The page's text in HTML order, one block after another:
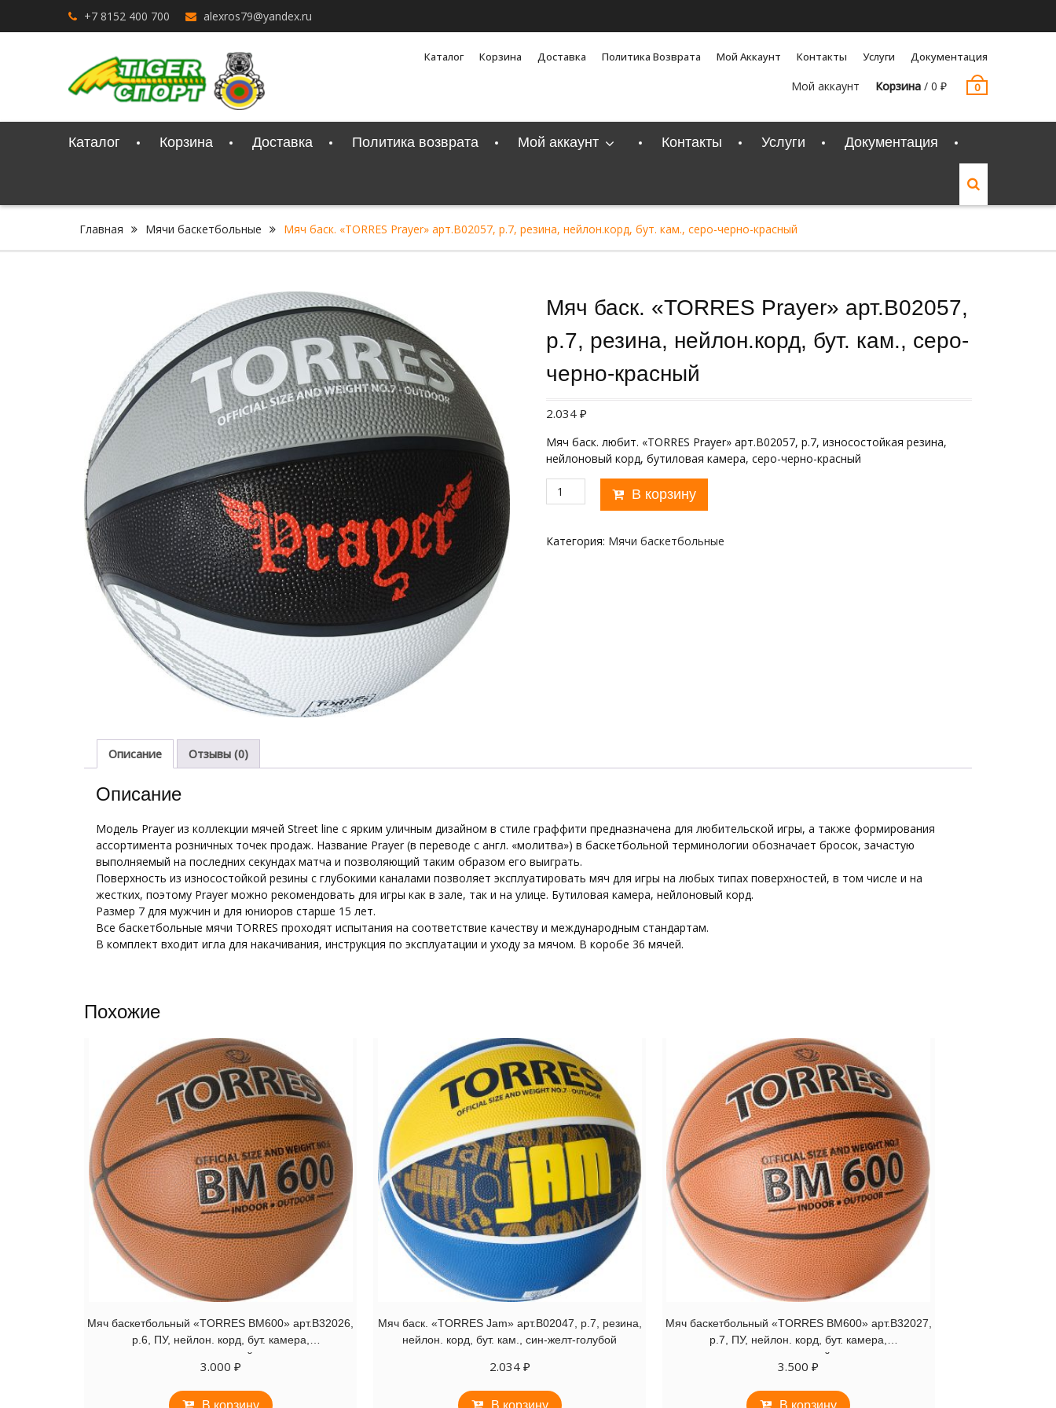
+7 8152 400 700 alexros79@yandex.ru
Каталог Корзина Доставка Политика Возврата Мой Аккаунт Контакты Услуги Документация
Мой аккаунт Корзина / 0 ₽ 0
Каталог Корзина Доставка Политика возврата Мой аккаунт Контакты Услуги Документация
Главная Мячи баскетбольные Мяч баск. «TORRES Prayer» арт.B02057, р.7, резина, нейлон.корд, бут. кам., серо-черно-красный
Мяч баск. «TORRES Prayer» арт.B02057,
р.7, резина, нейлон.корд, бут. кам., серо-
черно-красный
2.034 ₽
Мяч баск. любит. «TORRES Prayer» арт.B02057, р.7, износостойкая резина,
нейлоновый корд, бутиловая камера, серо-черно-красный
Количество
товара
баск.
"TORRES
В корзину
Категория: Мячи баскетбольные
Описание Отзывы (0)
Описание
Модель Prayer из коллекции мячей Street line с ярким уличным дизайном в стиле граффити предназначена для любительской игры, а также формирования
ассортимента розничных точек продаж. Название Prayer (в переводе с англ. «молитва») в баскетбольной терминологии обозначает бросок, зачастую
выполняемый на последних секундах матча и позволяющий таким образом его выиграть.
Поверхность из износостойкой резины с глубокими каналами позволяет эксплуатировать мяч для игры на любых типах поверхностей, в том числе и на
жестких, поэтому Prayer можно рекомендовать для игры как в зале, так и на улице. Бутиловая камера, нейлоновый корд.
Размер 7 для мужчин и для юниоров старше 15 лет.
Все баскетбольные мячи TORRES проходят испытания на соответствие качеству и международным стандартам.
В комплект входит игла для накачивания, инструкция по эксплуатации и уходу за мячом. В коробе 36 мячей.
Похожие
Мяч баскетбольный «TORRES BM600» арт.B32026,
р.6, ПУ, нейлон. корд, бут. камера,
темнокоричневый-черн
3.000 ₽
Мяч баск. «TORRES Jam» арт.B02047, р.7, резина,
нейлон. корд, бут. кам., син-желт-голубой
2.034 ₽
Мяч баскетбольный «TORRES BM600» арт.B32027,
р.7, ПУ, нейлон. корд, бут. камера,
темнокоричневый-черн
3.500₽